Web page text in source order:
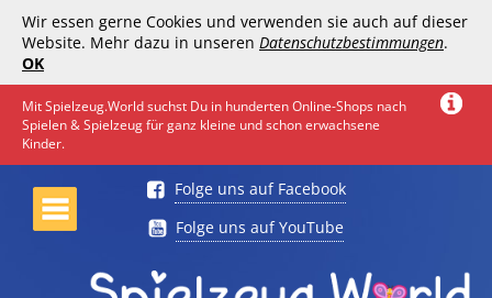
Wir essen gerne Cookies und verwenden sie auch auf dieser
Website. Mehr dazu in unseren Datenschutzbestimmungen.
OK
Mit Spielzeug.World suchst Du in hunderten Online-Shops nach
Spielen & Spielzeug für ganz kleine und schon erwachsene
Kinder.
Folge uns auf Facebook
Folge uns auf YouTube